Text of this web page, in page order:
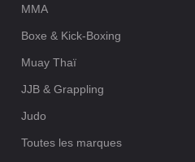
MMA
Boxe & Kick-Boxing
Muay Thaï
JJB & Grappling
Judo
Toutes les marques